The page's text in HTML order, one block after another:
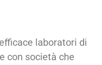
laboratori di
con società che